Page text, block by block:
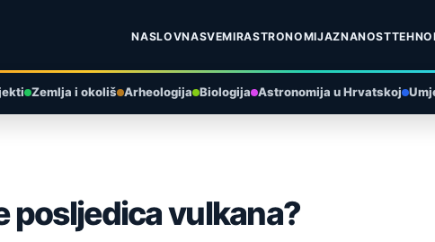
NASLOVNASVEMIRASTRONOMIJAZNANOST
Zemlja i okoliš Arheologija Biologija Astronomija u Hrvatskoj
posljedica vulkana?